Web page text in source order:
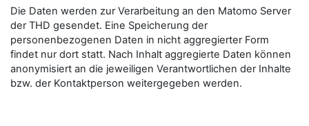
Die Daten werden zur Verarbeitung an den Matomo Server
der THD gesendet. Eine Speicherung der
personenbezogenen Daten in nicht aggregierter Form
findet nur dort statt. Nach Inhalt aggregierte Daten können
anonymisiert an die jeweiligen Verantwortlichen der Inhalte
bzw. der Kontaktperson weitergegeben werden.